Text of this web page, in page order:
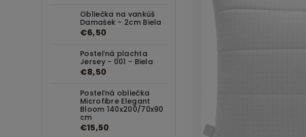
Obliečka na vankúš
Damašek - 2cm Biela
€6,50
Posteľná plachta
Jersey - 001 - Biela
€8,50
Posteľná obliečka
Microfibre Elegant
Bloom 140x200/70x90
cm
€15,50